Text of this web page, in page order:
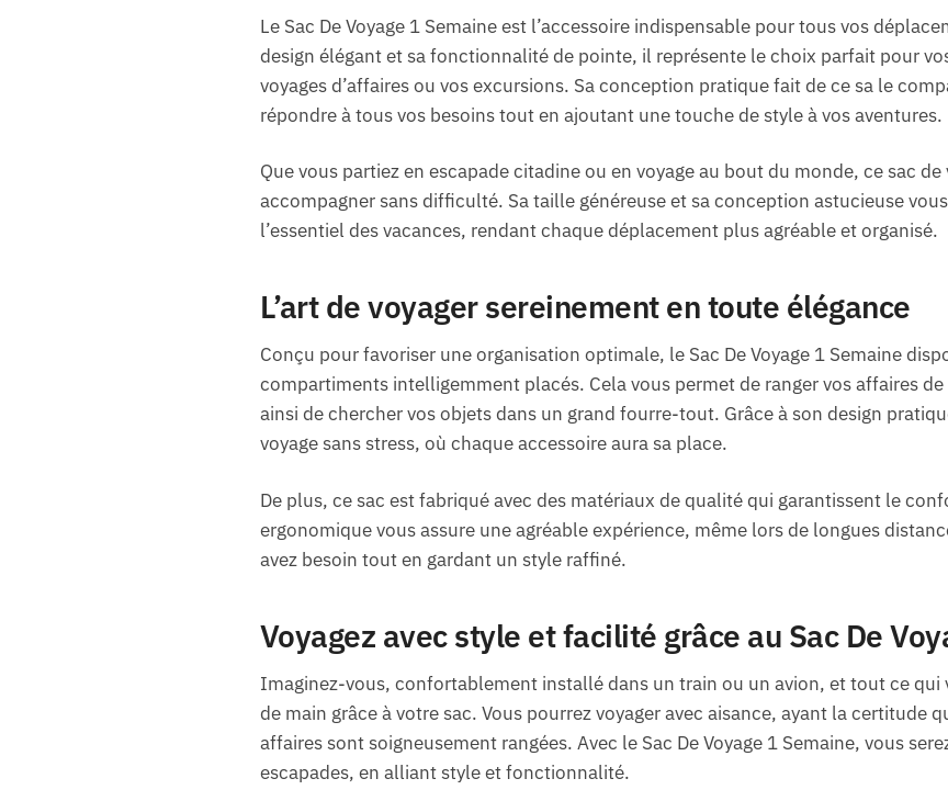
Le Sac De Voyage 1 Semaine est l’accessoire indispensable pour tous vos
design élégant et sa fonctionnalité de pointe, il représente le choix parfait pour
voyages d’affaires ou vos excursions. Sa conception pratique fait de ce sa le
répondre à tous vos besoins tout en ajoutant une touche de style à vos aventures.
Que vous partiez en escapade citadine ou en voyage au bout du monde, ce sac de
accompagner sans difficulté. Sa taille généreuse et sa conception astucieuse
l’essentiel des vacances, rendant chaque déplacement plus agréable et organisé.
L’art de voyager sereinement en toute élégance
Conçu pour favoriser une organisation optimale, le Sac De Voyage 1 Semaine
compartiments intelligemment placés. Cela vous permet de ranger vos affaires
ainsi de chercher vos objets dans un grand fourre-tout. Grâce à son design
voyage sans stress, où chaque accessoire aura sa place.
De plus, ce sac est fabriqué avec des matériaux de qualité qui garantissent le
ergonomique vous assure une agréable expérience, même lors de longues
avez besoin tout en gardant un style raffiné.
Voyagez avec style et facilité grâce au Sac De
Imaginez-vous, confortablement installé dans un train ou un avion, et tout ce qui
de main grâce à votre sac. Vous pourrez voyager avec aisance, ayant la certitude
affaires sont soigneusement rangées. Avec le Sac De Voyage 1 Semaine, vous
escapades, en alliant style et fonctionnalité.